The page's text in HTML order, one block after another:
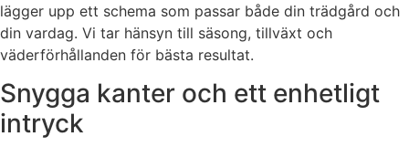
lägger upp ett schema som passar både din trädgård och
din vardag. Vi tar hänsyn till säsong, tillväxt och
väderförhållanden för bästa resultat.
Snygga kanter och ett enhetligt
intryck